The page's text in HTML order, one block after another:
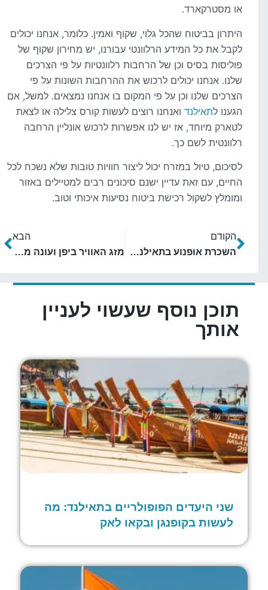
או מסטרקארד.
היתרון בביטוח שהכל גלוי, שקוף ואמין. כלומר, אנחנו יכולים
לקבל את כל המידע הרלוונטי עבורנו, יש מחירון שקוף של
פוליסות בסיס וכן של הרחבות רלוונטיות על פי הצרכים
שלנו. אנחנו יכולים לרכוש את ההרחבות השונות על פי
הצרכים שלנו וכן על פי המקום בו אנחנו נמצאים. למשל, אם
הגענו לתאילנדואנחנו רוצים לעשות קורס צלילה או לצאת
לטארק מיוחד, אז יש לנו אפשרות לרכוש אונליין הרחבה
רלוונטית לשם כך.
לסיכום, טיול במזרח יכול ליצור חוויות טובות שלא נשכח לכל
החיים, עם זאת עדיין ישנם סיכונים רבים למטיילים באזור
ומומלץ לשקול רכישת ביטוח נסיעות איכותי וטוב.
הקודם
השכרת אופנוע בתאילנד – המלצות וטיפים
הבא
מזג האוויר ביפן ועונה מומלצת לחופשה
תוכן נוסף שעשוי לעניין
אותך
שני היעדים הפופולריים בתאילנד: מה
לעשות בקופנגן ובקאו לאק